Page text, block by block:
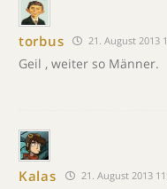
torbus 21. August 2013
Geil , weiter so Männer.
Kalas 21. August 2013